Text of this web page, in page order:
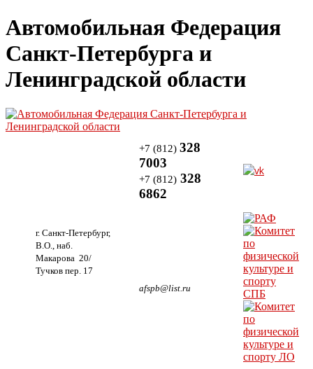
Автомобильная Федерация
Санкт-Петербурга и
Ленинградской области
г. Санкт-Петербург,
В.О., наб.
Макарова 20/
Тучков пер. 17
+7 (812) 328
7003
+7 (812) 328
6862
afspb@list.ru